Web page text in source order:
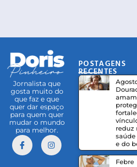
Jornalista que
gosta muito do
que faz e que
quer dar espaço
para quem quer
mudar o mundo
para melhor.
POSTAGENS
RECENTES
reduz
e do
Febre